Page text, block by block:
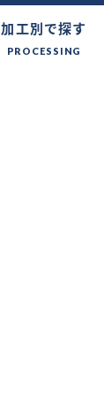
加工別で探す
PROCESSING